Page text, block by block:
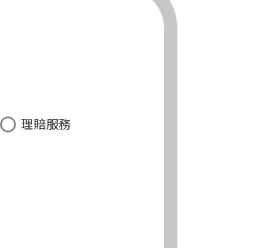
理賠服務